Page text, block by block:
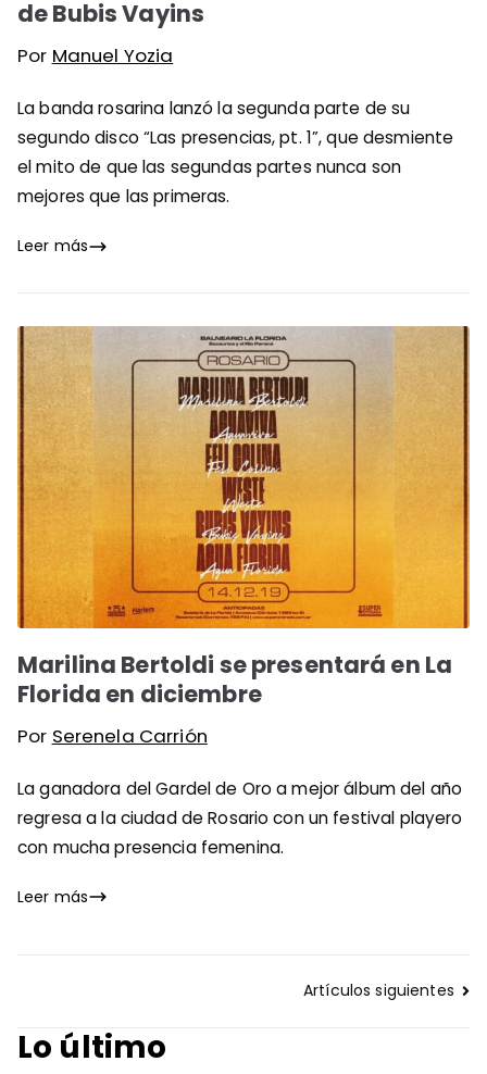
de Bubis Vayins
Por Manuel Yozia
La banda rosarina lanzó la segunda parte de su
segundo disco “Las presencias, pt. 1”, que desmiente
el mito de que las segundas partes nunca son
mejores que las primeras.
Leer más
Marilina Bertoldi se presentará en La
Florida en diciembre
Por Serenela Carrión
La ganadora del Gardel de Oro a mejor álbum del año
regresa a la ciudad de Rosario con un festival playero
con mucha presencia femenina.
Leer más
entradas
Artículos siguientes
Lo último